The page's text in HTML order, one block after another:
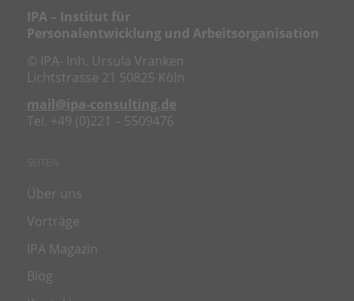
IPA – Institut für
Personalentwicklung und Arbeitsorganisation
© IPA- Inh. Ursula Vranken
Lichtstrasse 21 50825 Köln
mail@ipa-consulting.de
Tel. +49 (0)221 – 5509476
SEITEN
Über uns
Vorträge
IPA Magazin
Blog